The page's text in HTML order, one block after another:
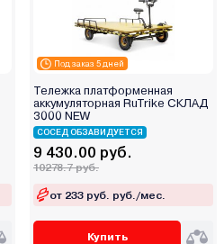
Под заказ 5 дней
Тележка платформенная
аккумуляторная RuTrike СКЛАД
3000 NEW
СОСЕД ОБЗАВИДУЕТСЯ
9 430.00 руб.
10278.7 руб.
от 233 руб. руб./мес.
Купить